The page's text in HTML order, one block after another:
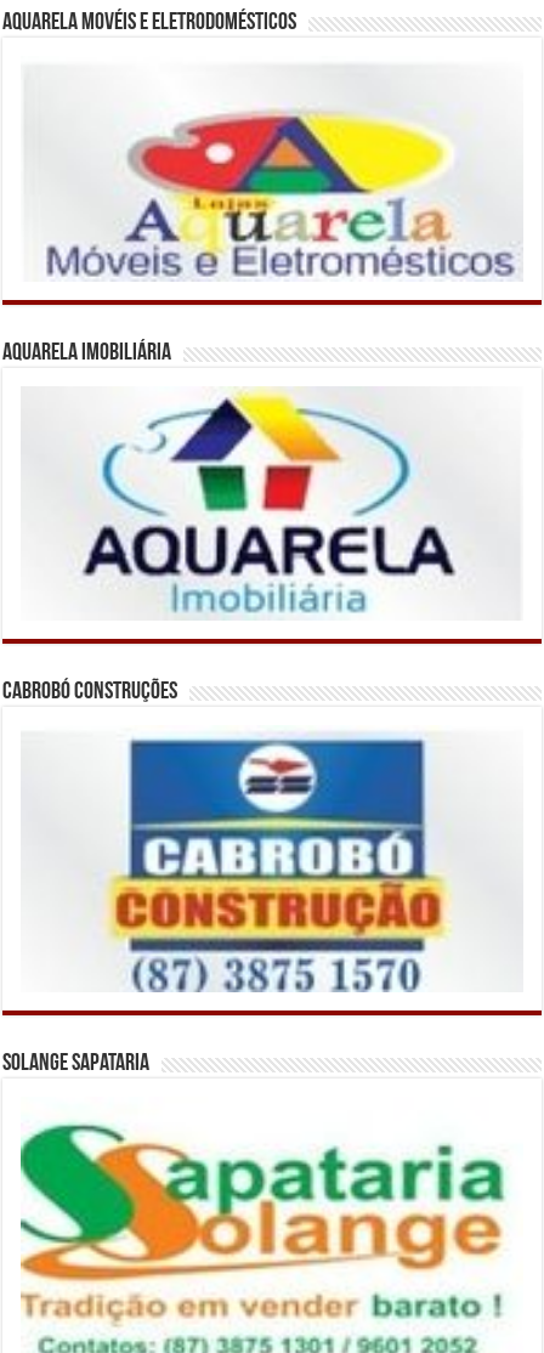
Aquarela Movéis e Eletrodomésticos
Aquarela Imobiliária
Cabrobó Construções
Solange Sapataria